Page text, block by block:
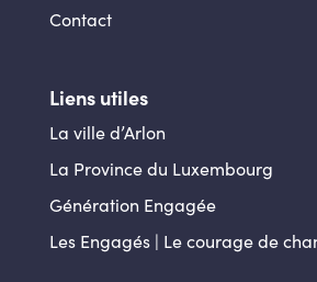
Contact
Liens utiles
La ville d’Arlon
La Province du Luxembourg
Génération Engagée
Les Engagés | Le courage de